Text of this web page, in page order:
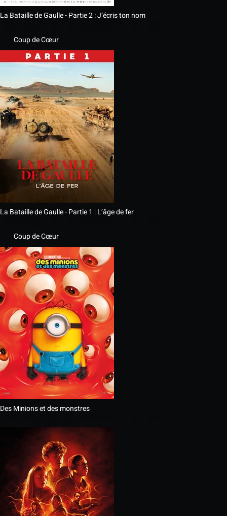
La Bataille de Gaulle - Partie 2 : J’écris ton nom
Coup de Cœur
La Bataille de Gaulle - Partie 1 : L’âge de fer
Coup de Cœur
Des Minions et des monstres